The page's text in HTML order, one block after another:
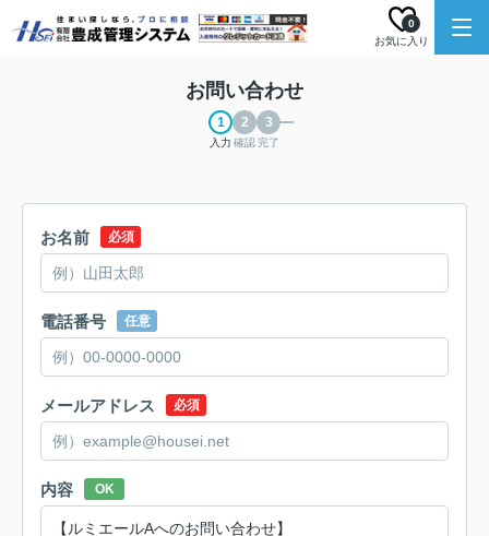
お気に入り
0
お問い合わせ
入力 確認完了
お名前 必須
電話番号 任意
メールアドレス 必須
内容 OK